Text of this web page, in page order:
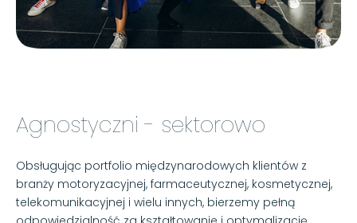
Agnostyczni - sektorowo
Obsługując portfolio międzynarodowych klientów z
branży motoryzacyjnej, farmaceutycznej, kosmetycznej,
telekomunikacyjnej i wielu innych, bierzemy pełną